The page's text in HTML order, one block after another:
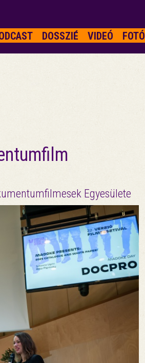
DOSSZIÉ VIDEÓ FOTÓ
Egyesülete